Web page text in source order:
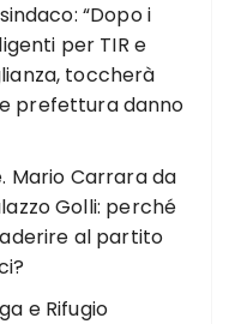
“Dopo i
per TIR e
toccherà
prefettura danno
Mario Carrara da
Golli: perché
al partito
e Rifugio